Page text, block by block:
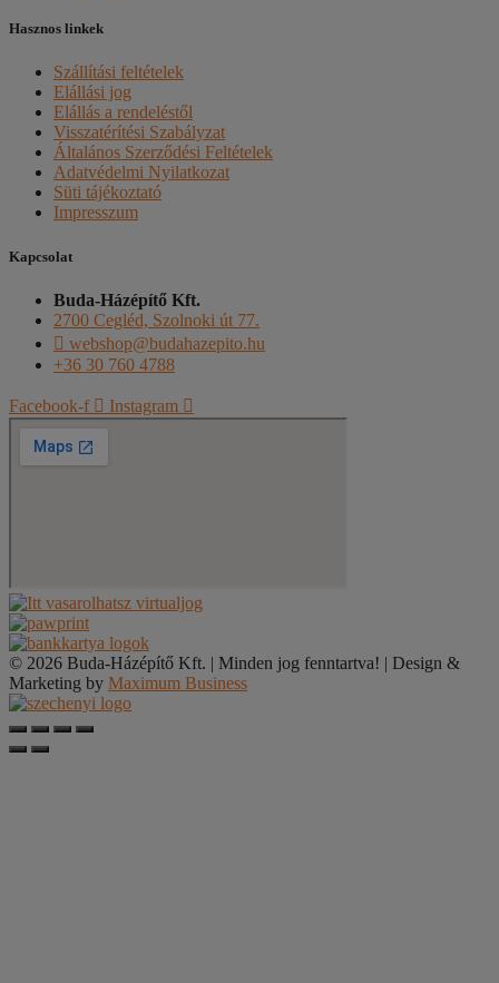
Hasznos linkek
Szállítási feltételek
Elállási jog
Elállás a rendeléstől
Visszatérítési Szabályzat
Általános Szerződési Feltételek
Adatvédelmi Nyilatkozat
Süti tájékoztató
Impresszum
Kapcsolat
Buda-Házépítő Kft.
2700 Cegléd, Szolnoki út 77.
webshop@budahazepito.hu
+36 30 760 4788
Facebook-f Instagram
© 2026 Buda-Házépítő Kft. | Minden jog fenntartva! | Design &
Marketing by Maximum Business